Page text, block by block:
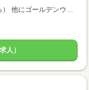
土日祝休み（企業カレンダーによる） 他にゴールデンウィーク・お盆・年末年始などの長期休暇もあり
人）